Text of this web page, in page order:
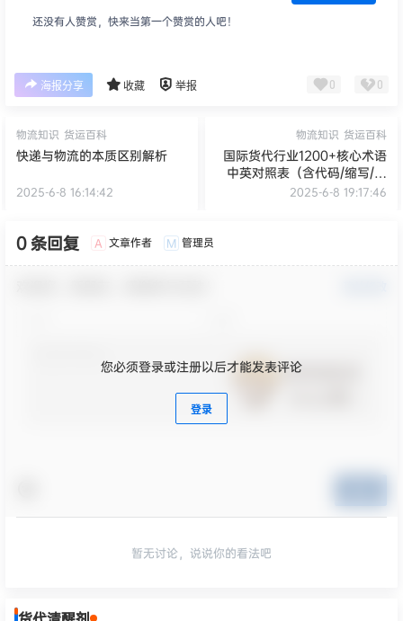
还没有人赞赏，快来当第一个赞赏的人吧！
海报分享 收藏 举报 0 0
物流知识 货运百科
快递与物流的本质区别解析
2025-6-8 16:14:42
物流知识 货运百科
国际货代行业1200+核心术语
中英对照表（含代码/缩写/应
用场景），按业务模块分类，
2025-6-8 19:17:46
0 条回复 A 文章作者 M 管理员
您必须登录或注册以后才能发表评论
登录
暂无讨论，说说你的看法吧